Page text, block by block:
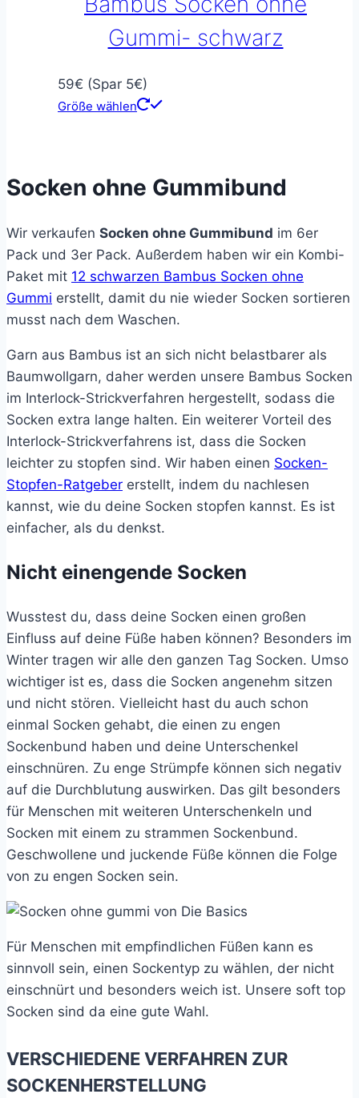
Gummi- schwarz
59€ (Spar 5€)
Größe wählen
Socken ohne Gummibund
Wir verkaufen Socken ohne Gummibund im 6er
Pack und 3er Pack. Außerdem haben wir ein Kombi-
Paket mit 12 schwarzen Bambus Socken ohne
Gummi erstellt, damit du nie wieder Socken sortieren
musst nach dem Waschen.
Garn aus Bambus ist an sich nicht belastbarer als
Baumwollgarn, daher werden unsere Bambus Socken
im Interlock-Strickverfahren hergestellt, sodass die
Socken extra lange halten. Ein weiterer Vorteil des
Interlock-Strickverfahrens ist, dass die Socken
leichter zu stopfen sind. Wir haben einen Socken-
Stopfen-Ratgeber erstellt, indem du nachlesen
kannst, wie du deine Socken stopfen kannst. Es ist
einfacher, als du denkst.
Nicht einengende Socken
Wusstest du, dass deine Socken einen großen
Einfluss auf deine Füße haben können? Besonders im
Winter tragen wir alle den ganzen Tag Socken. Umso
wichtiger ist es, dass die Socken angenehm sitzen
und nicht stören. Vielleicht hast du auch schon
einmal Socken gehabt, die einen zu engen
Sockenbund haben und deine Unterschenkel
einschnüren. Zu enge Strümpfe können sich negativ
auf die Durchblutung auswirken. Das gilt besonders
für Menschen mit weiteren Unterschenkeln und
Socken mit einem zu strammen Sockenbund.
Geschwollene und juckende Füße können die Folge
von zu engen Socken sein.
Für Menschen mit empfindlichen Füßen kann es
sinnvoll sein, einen Sockentyp zu wählen, der nicht
einschnürt und besonders weich ist. Unsere soft top
Socken sind da eine gute Wahl.
VERSCHIEDENE VERFAHREN ZUR
SOCKENHERSTELLUNG